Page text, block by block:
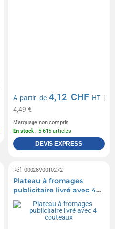
A partir de4,12 CHF HT |
4,49 €
Marquage non compris
En stock : 5 615 articles
DEVIS EXPRESS
Réf. 00028V0010272
Plateau à fromages
publicitaire livré avec 4
couteaux